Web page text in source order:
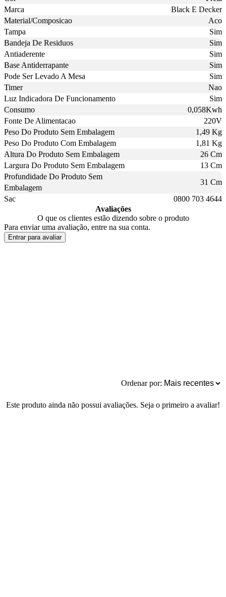
Marca
Black E Decker
Material/Composicao
Aco
Tampa
Sim
Bandeja De Residuos
Sim
Antiaderente
Sim
Base Antiderrapante
Sim
Pode Ser Levado A Mesa
Sim
Timer
Nao
Luz Indicadora De Funcionamento
Sim
Consumo
0,058Kwh
Fonte De Alimentacao
220V
Peso Do Produto Sem Embalagem
1,49 Kg
Peso Do Produto Com Embalagem
1,81 Kg
Altura Do Produto Sem Embalagem
26 Cm
Largura Do Produto Sem Embalagem
13 Cm
Profundidade Do Produto Sem
Embalagem
31 Cm
Sac
0800 703 4644
Avaliações
O que os clientes estão dizendo sobre o produto
Para enviar uma avaliação, entre na sua conta.
Entrar para avaliar
Ordenar por:
Este produto ainda não possui avaliações. Seja o primeiro a avaliar!